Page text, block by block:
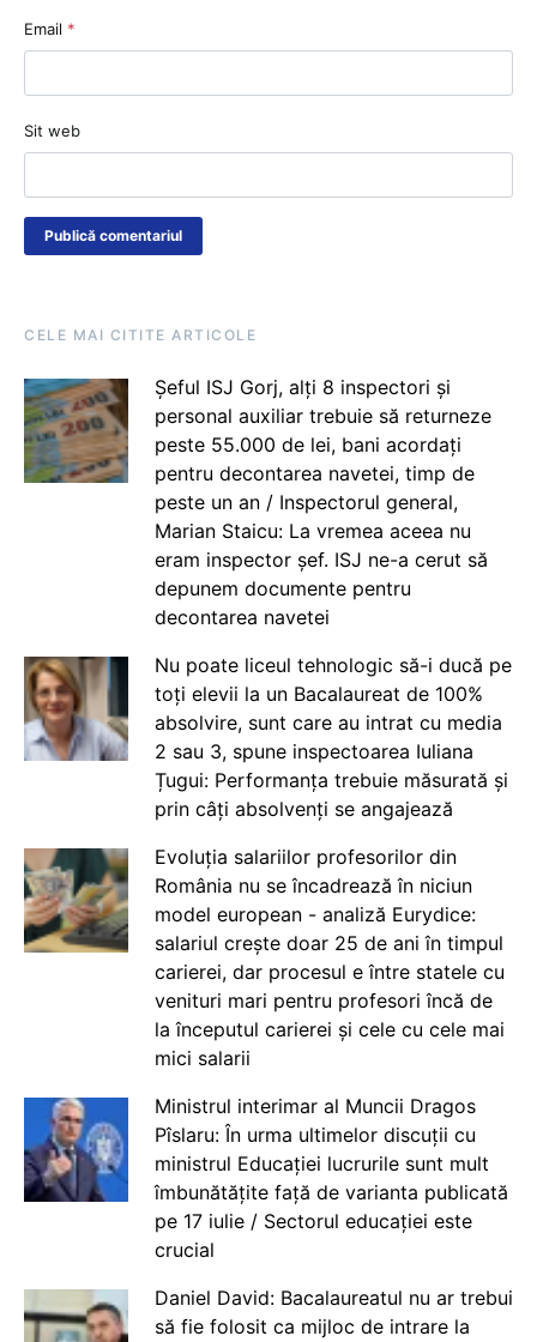
Email *
Sit web
CELE MAI CITITE ARTICOLE
Șeful ISJ Gorj, alți 8 inspectori și
personal auxiliar trebuie să returneze
peste 55.000 de lei, bani acordați
pentru decontarea navetei, timp de
peste un an / Inspectorul general,
Marian Staicu: La vremea aceea nu
eram inspector șef. ISJ ne-a cerut să
depunem documente pentru
decontarea navetei
Nu poate liceul tehnologic să-i ducă pe
toți elevii la un Bacalaureat de 100%
absolvire, sunt care au intrat cu media
2 sau 3, spune inspectoarea Iuliana
Țugui: Performanța trebuie măsurată și
prin câți absolvenți se angajează
Evoluția salariilor profesorilor din
România nu se încadrează în niciun
model european - analiză Eurydice:
salariul crește doar 25 de ani în timpul
carierei, dar procesul e între statele cu
venituri mari pentru profesori încă de
la începutul carierei și cele cu cele mai
mici salarii
Ministrul interimar al Muncii Dragos
Pîslaru: În urma ultimelor discuții cu
ministrul Educației lucrurile sunt mult
îmbunătățite față de varianta publicată
pe 17 iulie / Sectorul educației este
crucial
Daniel David: Bacalaureatul nu ar trebui
să fie folosit ca mijloc de intrare la